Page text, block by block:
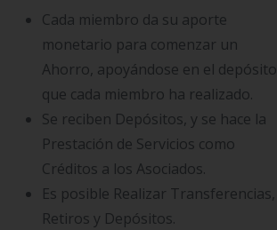
Cada miembro da su aporte
monetario para comenzar un
Ahorro, apoyándose en el depósito
que cada miembro ha realizado.
Se reciben Depósitos, y se hace la
Prestación de Servicios como
Créditos a los Asociados.
Es posible Realizar Transferencias,
Retiros y Depósitos.